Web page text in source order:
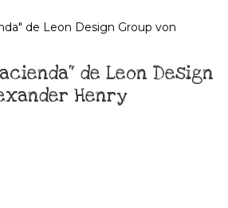
de Leon Design
Henry